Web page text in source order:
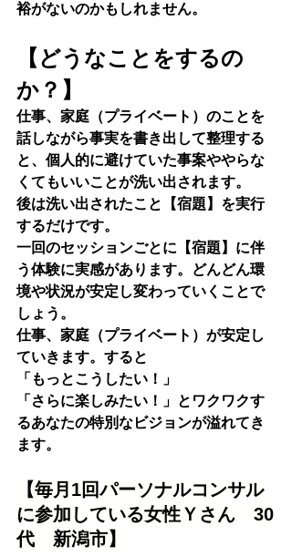
裕がないのかもしれません。
【どうなことをするの
か？】
仕事、家庭（プライベート）のことを
話しながら事実を書き出して整理する
と、個人的に避けていた事案ややらな
くてもいいことが洗い出されます。
後は洗い出されたこと【宿題】を実行
するだけです。
一回のセッションごとに【宿題】に伴
う体験に実感があります。どんどん環
境や状況が安定し変わっていくことで
しょう。
仕事、家庭（プライベート）が安定し
ていきます。すると
「もっとこうしたい！」
「さらに楽しみたい！」とワクワクす
るあなたの特別なビジョンが溢れてき
ます。
【毎月1回パーソナルコンサル
に参加している女性Ｙさん　30
代　新潟市】